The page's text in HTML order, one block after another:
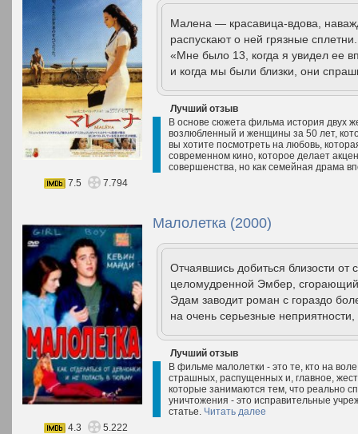
Малена — красавица-вдова,
распускают о ней грязные
«Мне было 13, когда я увидел ее
и когда мы были близки, они
Лучший отзыв
В основе сюжета фильма история двух
возлюбленный и женщины за 50 лет,
вы хотите посмотреть на любовь,
современном кино, которое делает
совершенства, но как семейная драма
7.5
7.794
Малолетка (2000)
Отчаявшись добиться близости
целомудренной Эмбер, сгорающий
Эдам заводит роман с гораздо
на очень серьезные
Лучший отзыв
В фильме малолетки - это те, кто на
страшных, распущенных и, главное,
которые занимаются тем, что реально
уничтожения - это исправительные
статье. Читать далее
4.3
5.222